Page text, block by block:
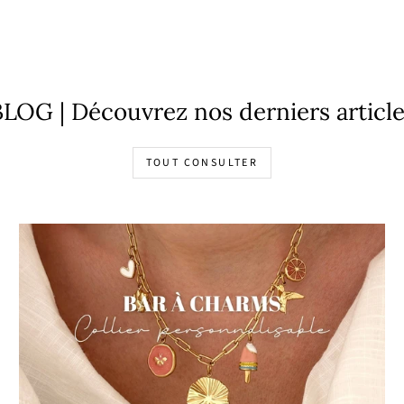
| Découvrez nos derniers
TOUT CONSULTER